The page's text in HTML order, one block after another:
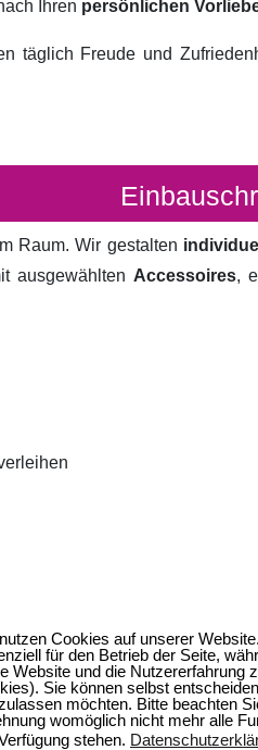
Cookies auf unserer
für den Betrieb der Seite,
Website und die Nutzererfahrung
Sie können selbst
möchten. Bitte beachten
womöglich nicht mehr alle
stehen.
Ihren persönlichen
täglich Freude und
Raum. Wir gestalten
ausgewählten Accessoires,